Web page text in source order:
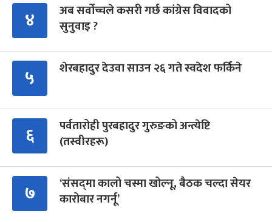
४
अब सर्वोच्चले कसरी गर्छ कांग्रेस विवादको
सुनुवाइ ?
५ शेरबहादुर देउवा साउन २६ गते स्वदेश फर्किने
६
पर्वतारोही पुरबहादुर गुरुङको अन्त्येष्टि
(तस्वीरहरू)
७
‘संसद्‍मा कालो चस्मा खोल्नू, बैठक चल्दा सेयर
कारोबार नगर्नू’